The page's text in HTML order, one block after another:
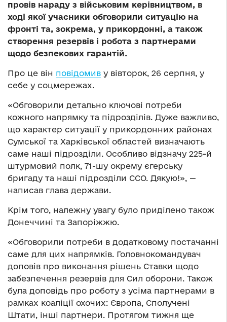
провів нараду з військовим керівництвом, в
ході якої учасники обговорили ситуацію на
фронті та, зокрема, у прикордонні, а також
створення резервів і робота з партнерами
щодо безпекових гарантій.
Про це він повідомив у вівторок, 26 серпня, у
себе у соцмережах.
«Обговорили детально ключові потреби
кожного напрямку та підрозділів. Дуже важливо,
що характер ситуації у прикордонних районах
Сумської та Харківської областей визначають
саме наші підрозділи. Особливо відзначу 225-й
штурмовий полк, 71-шу окрему єгерську
бригаду та наші підрозділи ССО. Дякую!», —
написав глава держави.
Крім того, належну увагу було приділено також
Донеччині та Запоріжжю.
«Обговорили потреби в додатковому постачанні
саме для цих напрямків. Головнокомандувач
доповів про виконання рішень Ставки щодо
забезпечення резервів для Сил оборони. Також
була доповідь про роботу з усіма партнерами в
рамках коаліції охочих: Європа, Сполучені
Штати, інші партнери. Протягом тижня ще